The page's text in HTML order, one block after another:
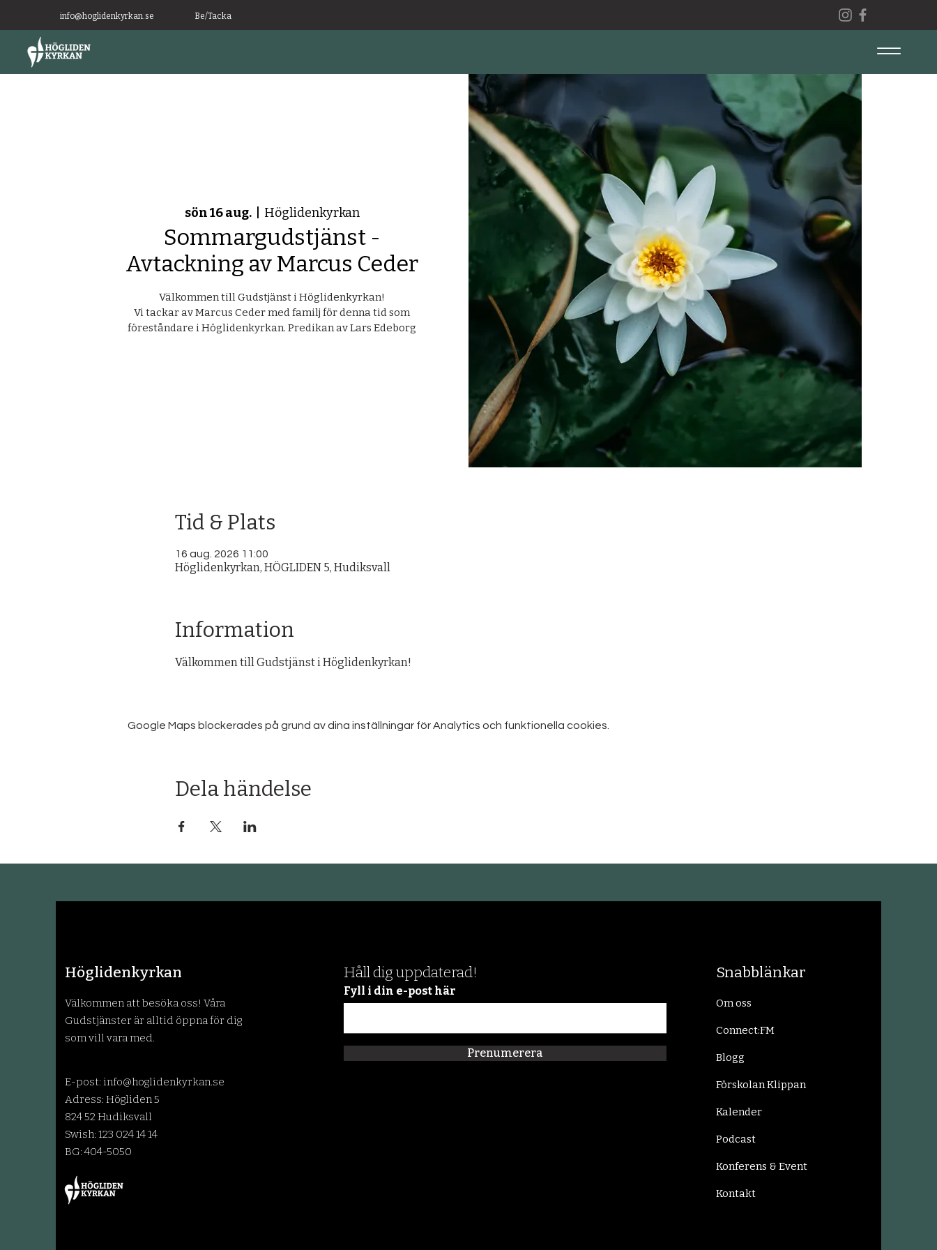
info@hoglidenkyrkan.se Be/Tacka
sön 16 aug.
  |
Höglidenkyrkan
Sommargudstjänst -
Avtackning av Marcus Ceder
Välkommen till Gudstjänst i Höglidenkyrkan!
Vi tackar av Marcus Ceder med familj för denna tid som
föreståndare i Höglidenkyrkan. Predikan av Lars Edeborg
Tid & Plats
16 aug. 2026 11:00
Höglidenkyrkan, HÖGLIDEN 5, Hudiksvall
Information
Välkommen till Gudstjänst i Höglidenkyrkan!
Google Maps blockerades på grund av dina inställningar för Analytics och funktionella cookies.
Dela händelse
Höglidenkyrkan
Välkommen att besöka oss! Våra
Gudstjänster är alltid öppna för dig
som vill vara med.
E-post: info@hoglidenkyrkan.se
Adress: Högliden 5
824 52 Hudiksvall
Swish: 123 024 14 14
BG: 404-5050
Håll dig uppdaterad!
Fyll i din e-post här
Prenumerera
Snabblänkar
Om oss
Connect:FM
Blogg
Förskolan Klippan
Kalender
Podcast
Konferens & Event
Kontakt